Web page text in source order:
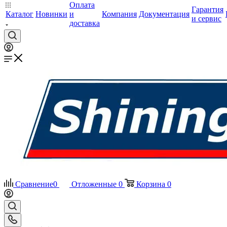
Каталог Новинки
Оплата
и
доставка
Компания Документация
Гарантия
и сервис
Сравнение0 Отложенные 0 Корзина 0